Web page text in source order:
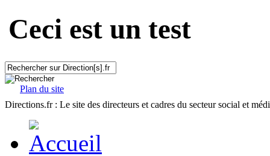
Ceci est un test
Plan du site
Directions.fr : Le site des directeurs et cadres du secteur social et